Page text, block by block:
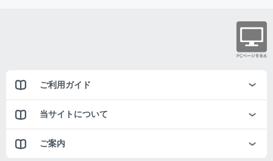
ご利用ガイド
当サイトについて
ご案内